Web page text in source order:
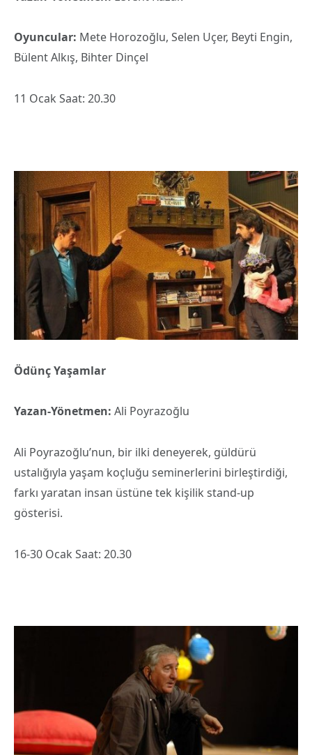
Oyuncular: Mete Horozoğlu, Selen Uçer, Beyti Engin,
Bülent Alkış, Bihter Dinçel
11 Ocak Saat: 20.30
Ödünç Yaşamlar
Yazan-Yönetmen: Ali Poyrazoğlu
Ali Poyrazoğlu’nun, bir ilki deneyerek, güldürü
ustalığıyla yaşam koçluğu seminerlerini birleştirdiği,
farkı yaratan insan üstüne tek kişilik stand-up
gösterisi.
16-30 Ocak Saat: 20.30